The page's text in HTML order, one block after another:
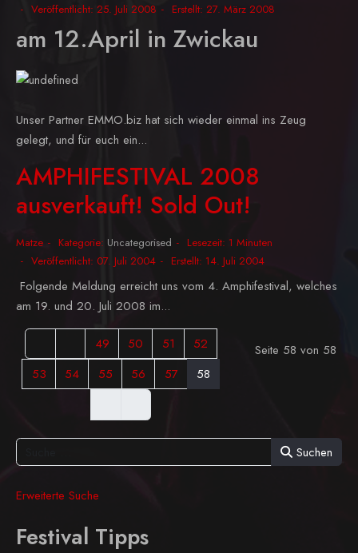
Veröffentlicht: 25. Juli 2008
Erstellt: 27. März 2008
am 12.April in Zwickau
Unser Partner EMMO.biz hat sich wieder einmal ins Zeug
gelegt, und für euch ein...
AMPHIFESTIVAL 2008
ausverkauft! Sold Out!
Matze Kategorie: Uncategorised
Lesezeit: 1 Minuten
Veröffentlicht: 07. Juli 2004
Erstellt: 14. Juli 2004
Folgende Meldung erreicht uns vom 4. Amphifestival, welches
am 19. und 20. Juli 2008 im...
Seite 58 von 58
49 50 51
52
53
54 55 56 57 58
Suchen
Erweiterte Suche
Festival Tipps